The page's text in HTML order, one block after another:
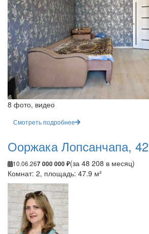
8 фото, видео
Смотреть подробнее
Ооржака Лопсанчапа, 42
10.06.267 000 000 ₽(за 48 208 в месяц)
Комнат: 2, площадь: 47.9 м²